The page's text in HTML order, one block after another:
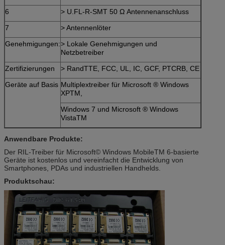
6
> U.FL-R-SMT 50 Ω Antennenanschluss
7
> Antennenlöter
Genehmigungen:> Lokale Genehmigungen und
Netzbetreiber
Zertifizierungen
> RandTTE, FCC, UL, IC, GCF, PTCRB, CE
Geräte auf Basis Multiplextreiber für Microsoft ® Windows
XPTM,
Windows 7 und Microsoft ® Windows
VistaTM
Anwendbare Produkte:
Der RIL-Treiber für Microsoft© Windows MobileTM 6-basierte
Geräte ist kostenlos und vereinfacht die Entwicklung von
Smartphones, PDAs und industriellen Handhelds.
Produktschau: